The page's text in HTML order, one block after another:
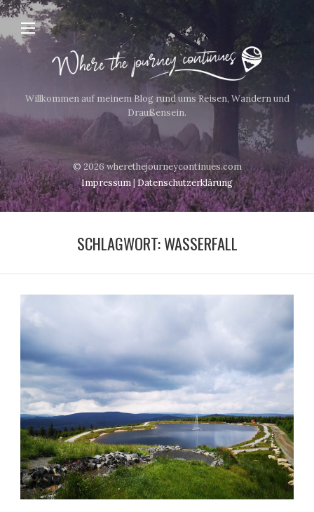
Willkommen auf meinem Blog rund ums Reisen, Wandern und
Draußensein.
© 2026 wherethejourneycontinues.com
Impressum|Datenschutzerklärung
SCHLAGWORT:WASSERFALL